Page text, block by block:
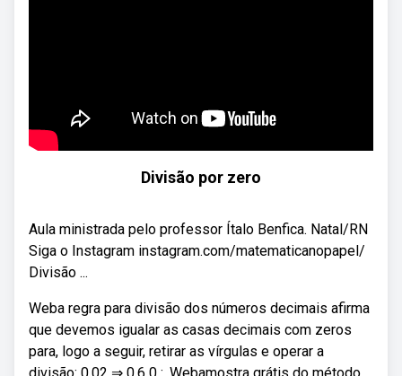
Divisão por zero
Aula ministrada pelo professor Ítalo Benfica. Natal/RN
Siga o Instagram instagram.com/matematicanopapel/
Divisão ...
Weba regra para divisão dos números decimais afirma
que devemos igualar as casas decimais com zeros
para, logo a seguir, retirar as vírgulas e operar a